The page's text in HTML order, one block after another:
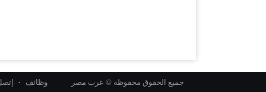
جميع الحقوق محفوظة © عرب مصر وظائف